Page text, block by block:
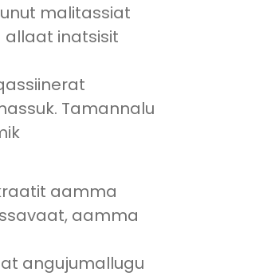
malitassiat
allaat inatsisit
Tamannalu
aamma
aamma
angujumallugu